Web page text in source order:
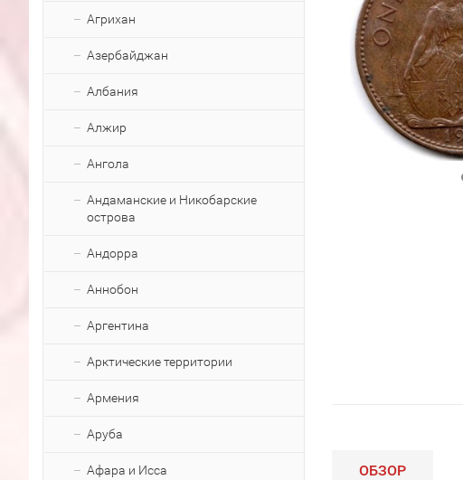
Агрихан
Азербайджан
Албания
Алжир
Ангола
Андаманские и Никобарские
острова
Андорра
Аннобон
Аргентина
Арктические территории
Армения
Аруба
Афара и Исса ОБЗОР